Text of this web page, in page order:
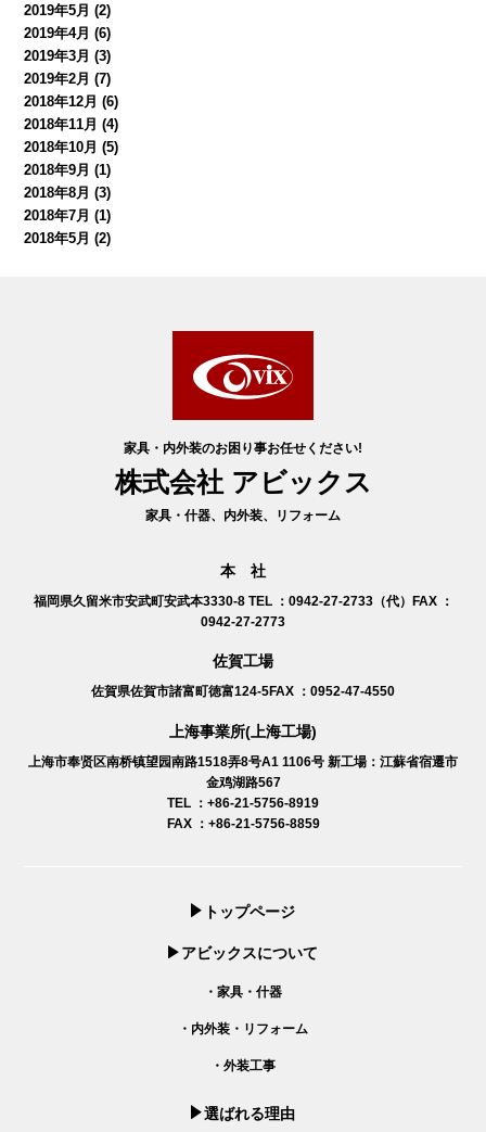
2019年5月 (2)
2019年4月 (6)
2019年3月 (3)
2019年2月 (7)
2018年12月 (6)
2018年11月 (4)
2018年10月 (5)
2018年9月 (1)
2018年8月 (3)
2018年7月 (1)
2018年5月 (2)
家具・内外装のお困り事お任せください!
株式会社 アビックス
家具・什器、内外装、リフォーム
本 社
福岡県久留米市安武町安武本3330-8 TEL ：0942-27-2733（代）FAX ：
0942-27-2773
佐賀工場
佐賀県佐賀市諸富町徳富124-5FAX ：0952-47-4550
上海事業所(上海工場)
上海市奉贤区南桥镇望园南路1518弄8号A1 1106号 新工場：江蘇省宿遷市
金鸡湖路567
TEL ：+86-21-5756-8919
FAX ：+86-21-5756-8859
トップページ
アビックスについて
・家具・什器
・内外装・リフォーム
・外装工事
選ばれる理由